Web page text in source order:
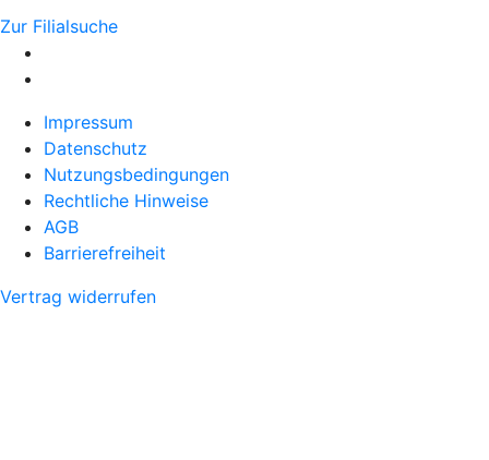
Zur Filialsuche
Impressum
Datenschutz
Nutzungsbedingungen
Rechtliche Hinweise
AGB
Barrierefreiheit
Vertrag widerrufen